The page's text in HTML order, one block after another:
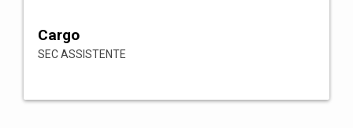
Cargo
SEC ASSISTENTE